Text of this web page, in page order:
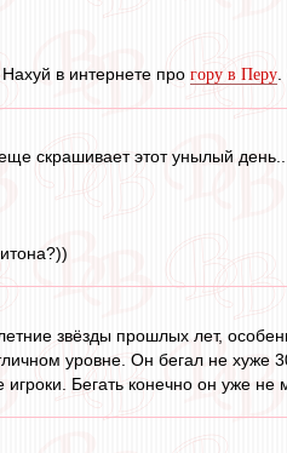
в интернете про гору в Перу
скрашивает этот унылый день..
звёзды прошлых лет,
уровне. Он бегал не
Бегать конечно он уже не